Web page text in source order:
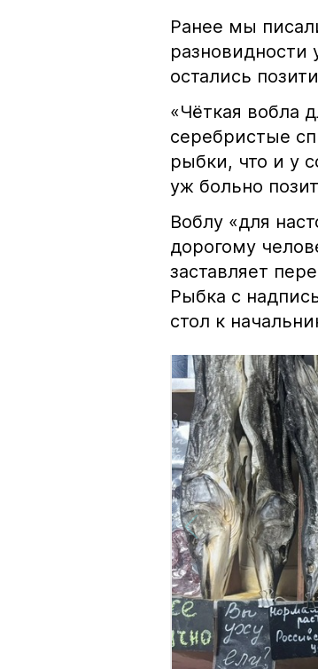
Ранее мы
разновидности
остались
«Чёткая вобла
серебристые
рыбки, что и у
уж больно
Воблу «для
дорогому
заставляет
Рыбка с
стол к